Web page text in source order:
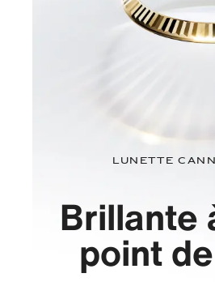
LUNETTE
Brillante
point